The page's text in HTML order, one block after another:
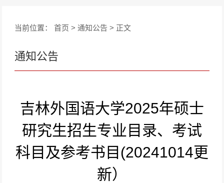
当前位置：首页 >通知公告 > 正文
通知公告
吉林外国语大学2025年硕士
研究生招生专业目录、考试
科目及参考书目(20241014更
新）